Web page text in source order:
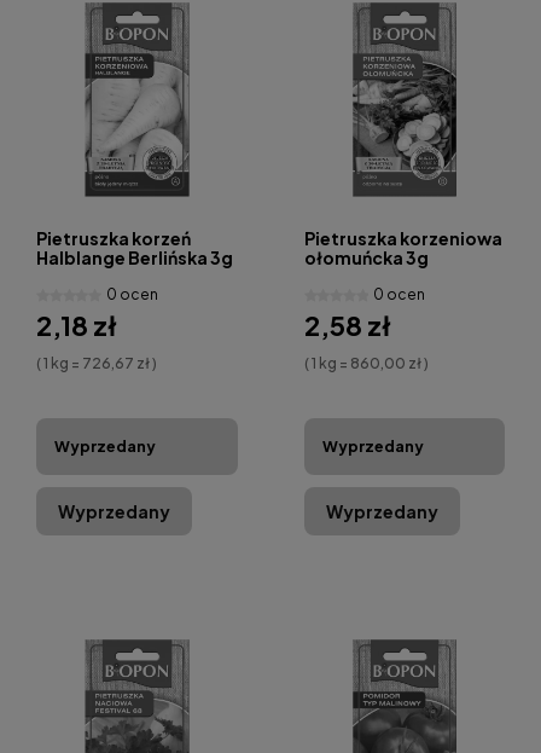
Pietruszka korzeń
Halblange Berlińska 3g
0 ocen
2,18 zł
( 1 kg = 726,67 zł )
Wyprzedany
Wyprzedany
Pietruszka korzeniowa
ołomuńcka 3g
0 ocen
2,58 zł
( 1 kg = 860,00 zł )
Wyprzedany
Wyprzedany